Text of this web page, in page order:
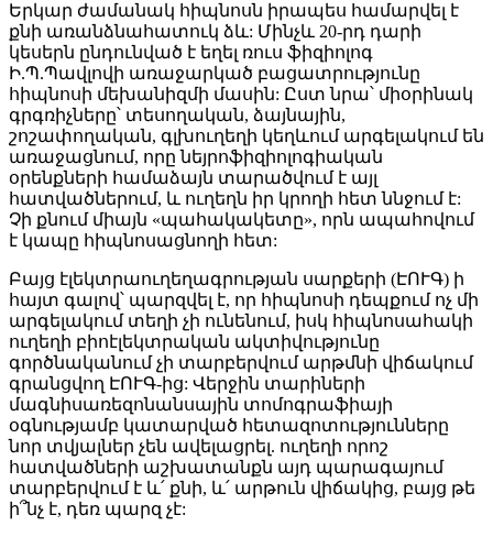
Երկար ժամանակ հիպնոսն իրապես համարվել է
քնի առանձնահատուկ ձև: Մինչև 20-րդ դարի
կեսերն ընդունված է եղել ռուս ֆիզիոլոգ
Ի.Պ.Պավլովի առաջարկած բացատրությունը
հիպնոսի մեխանիզմի մասին: Ըստ նրա՝ միօրինակ
գրգռիչները՝ տեսողական, ձայնային,
շոշափողական, գլխուղեղի կեղևում արգելակում են
առաջացնում, որը նեյրոֆիզիոլոգիական
օրենքների համաձայն տարածվում է այլ
հատվածներում, և ուղեղն իր կրողի հետ ննջում է:
Չի քնում միայն «պահակակետը», որն ապահովում
է կապը հիպնոսացնողի հետ:
Բայց էլեկտրաուղեղագրության սարքերի (ԷՈՒԳ) ի
հայտ գալով՝ պարզվել է, որ հիպնոսի դեպքում ոչ մի
արգելակում տեղի չի ունենում, իսկ հիպնոսահակի
ուղեղի բիոէլեկտրական ակտիվությունը
գործնականում չի տարբերվում արթմնի վիճակում
գրանցվող ԷՈՒԳ-ից: Վերջին տարիների
մագնիսառեզոնանսային տոմոգրաֆիայի
օգնությամբ կատարված հետազոտությունները
նոր տվյալներ չեն ավելացրել. ուղեղի որոշ
հատվածների աշխատանքն այդ պարագայում
տարբերվում է և՛ քնի, և՛ արթուն վիճակից, բայց թե
ի՞նչ է, դեռ պարզ չէ: